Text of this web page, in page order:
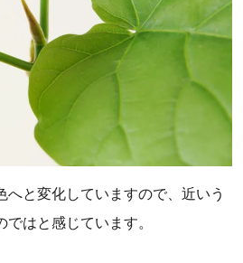
へと変化していますので、近いう
はと感じています。